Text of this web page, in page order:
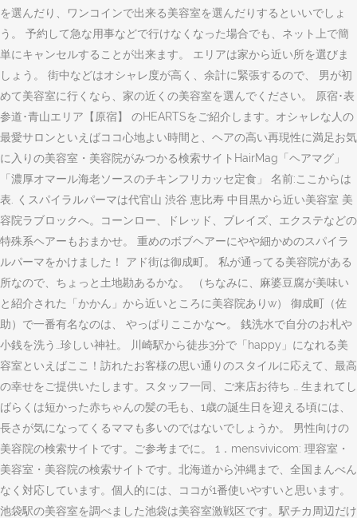
を選んだり、ワンコインで出来る美容室を選んだりするといいでしょ
う。 予約して急な用事などで行けなくなった場合でも、ネット上で簡
単にキャンセルすることが出来ます。 エリアは家から近い所を選びま
しょう。 街中などはオシャレ度が高く、余計に緊張するので、 男が初
めて美容室に行くなら、家の近くの美容室を選んでください。 原宿･表
参道･青山エリア【原宿】 のHEARTSをご紹介します。オシャレな人の
最愛サロンといえばココ心地よい時間と、ヘアの高い再現性に満足お気
に入りの美容室・美容院がみつかる検索サイトHairMag「ヘアマグ」
「濃厚オマール海老ソースのチキンフリカッセ定食」 名前:ここからは
表. くスパイラルパーマは代官山 渋谷 恵比寿 中目黒から近い美容室 美
容院ラブロックへ。コーンロー、ドレッド、ブレイズ、エクステなどの
特殊系ヘアーもおまかせ。 重めのボブヘアーにやや細かめのスパイラ
ルパーマをかけました！ アド街は御成町。 私が通ってる美容院がある
所なので、ちょっと土地勘あるかな。 （ちなみに、麻婆豆腐が美味い
と紹介された「かかん」から近いところに美容院ありw） 御成町（佐
助）で一番有名なのは、 やっぱりここかな〜。 銭洗水で自分のお札や
小銭を洗う…珍しい神社。 川崎駅から徒歩3分で「happy」になれる美
容室といえばここ！訪れたお客様の思い通りのスタイルに応えて、最高
の幸せをご提供いたします。スタッフ一同、ご来店お待ち … 生まれてし
ばらくは短かった赤ちゃんの髪の毛も、1歳の誕生日を迎える頃には、
長さが気になってくるママも多いのではないでしょうか。 男性向けの
美容院の検索サイトです。ご参考までに。 1．mensvivicom: 理容室・
美容室・美容院の検索サイトです。北海道から沖縄まで、全国まんべん
なく対応しています。個人的には、ココが1番使いやすいと思います。
池袋駅の美容室を調べました池袋は美容室激戦区です。駅チカ周辺だけ